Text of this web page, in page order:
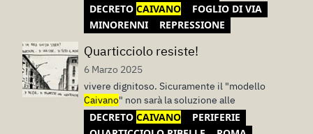
DECRETO CAIVANO
FOGLIO DI VIA
MINORENNI
REPRESSIONE
Quarticciolo resiste!
6 Marzo 2025
vivere dignitoso. Sicuramente il "modello
Caivano" non sarà la soluzione alle
DECRETO CAIVANO
PERIFERIE